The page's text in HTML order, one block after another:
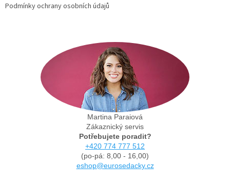
Podmínky ochrany osobních údajů
Martina Paraiová
Zákaznický servis
Potřebujete poradit?
+420 774 777 512
(po-pá: 8,00 - 16,00)
eshop@eurosedacky.cz